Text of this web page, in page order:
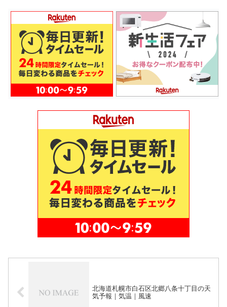
北海道札幌市白石区北郷八条十丁目の天
気予報｜気温｜風速